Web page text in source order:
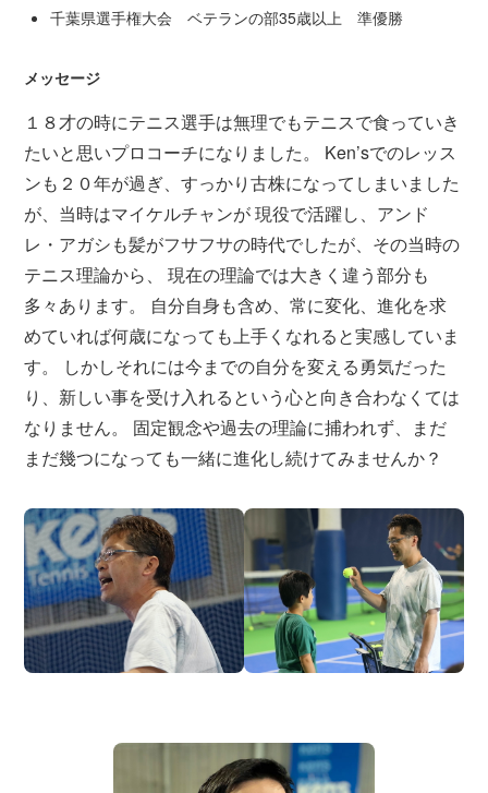
千葉県選手権大会 ベテランの部35歳以上 準優勝
メッセージ
１８才の時にテニス選手は無理でもテニスで食っていき
たいと思いプロコーチになりました。 Ken’sでのレッス
ンも２０年が過ぎ、すっかり古株になってしまいました
が、当時はマイケルチャンが 現役で活躍し、アンド
レ・アガシも髪がフサフサの時代でしたが、その当時の
テニス理論から、 現在の理論では大きく違う部分も
多々あります。 自分自身も含め、常に変化、進化を求
めていれば何歳になっても上手くなれると実感していま
す。 しかしそれには今までの自分を変える勇気だった
り、新しい事を受け入れるという心と向き合わなくては
なりません。 固定観念や過去の理論に捕われず、まだ
まだ幾つになっても一緒に進化し続けてみませんか？